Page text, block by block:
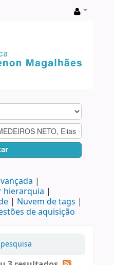
hierarquia
Nuvem de tags
de aquisição